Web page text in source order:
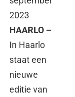
2023
HAARLO –
In Haarlo
staat een
nieuwe
editie van